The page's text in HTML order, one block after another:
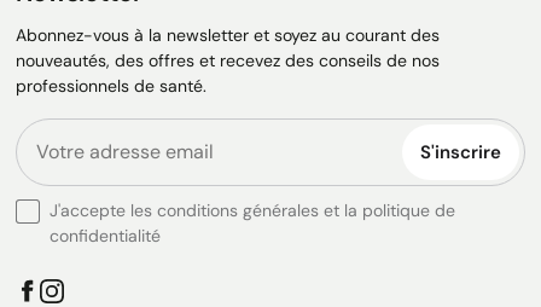
Abonnez-vous à la newsletter et soyez au courant des
nouveautés, des offres et recevez des conseils de nos
professionnels de santé.
S'inscrire
J'accepte les conditions générales et la politique de
confidentialité